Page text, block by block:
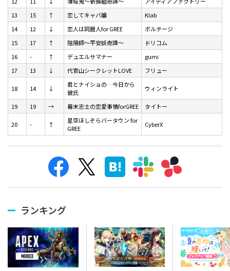
13
15 ↑ 恋してキャバ嬢
Klab
14
12 ↓ 恋人は同居人for GREE
ボルテージ
15
17 ↑ 陰陽師～平安妖奇譚～
ドリコム
16
- ↑ デュエルサマナー
gumi
17
13 ↓ 代官山シークレットLOVE フリュー
18 14 ↓
君とナイショの…今日から
彼氏
ウィンライト
19 19 → 幕末志士の恋愛事情forGREE タイトー
20 - ↑
星空ほしぞらバータウン for
GREE
CyberX
ランキング